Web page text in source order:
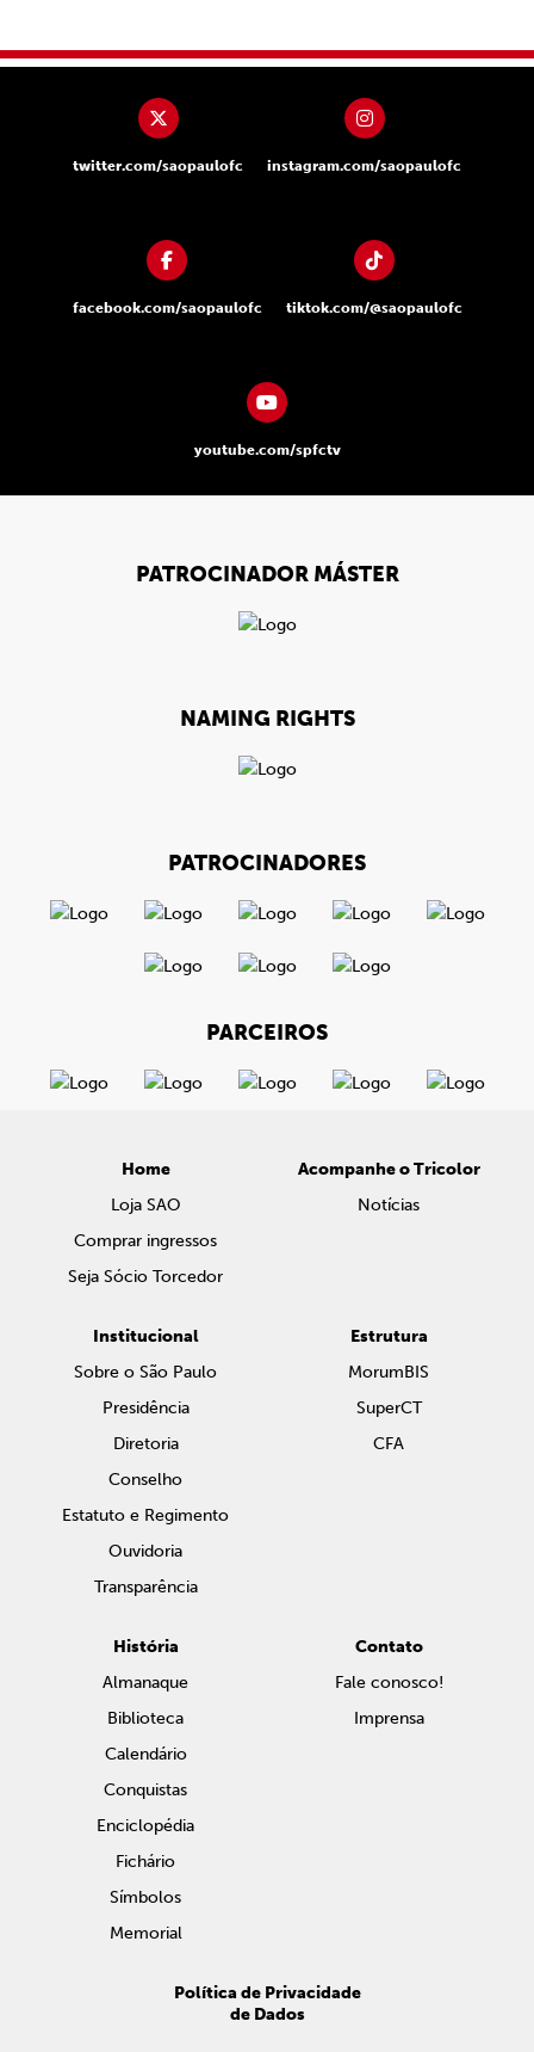
twitter.com/saopaulofc instagram.com/saopaulofc
facebook.com/saopaulofc tiktok.com/@saopaulofc
youtube.com/spfctv
PATROCINADOR MÁSTER
NAMING RIGHTS
PATROCINADORES
PARCEIROS
Home
Loja SAO
Comprar ingressos
Seja Sócio Torcedor
Acompanhe o Tricolor
Notícias
Institucional
Sobre o São Paulo
Presidência
Diretoria
Conselho
Estatuto e Regimento
Ouvidoria
Transparência
Estrutura
MorumBIS
SuperCT
CFA
História
Almanaque
Biblioteca
Calendário
Conquistas
Enciclopédia
Fichário
Símbolos
Memorial
Contato
Fale conosco!
Imprensa
Política de Privacidade
de Dados